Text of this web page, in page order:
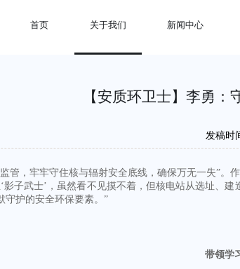
首页 关于我们 新闻中心
【安质环卫士】李勇：
发稿时
管，牢牢守住核与辐射安全底线，确保万无一失”。
影子武士’，虽然看不见摸不着，但核电站从选址、
守护的安全环保要素。”
带领学